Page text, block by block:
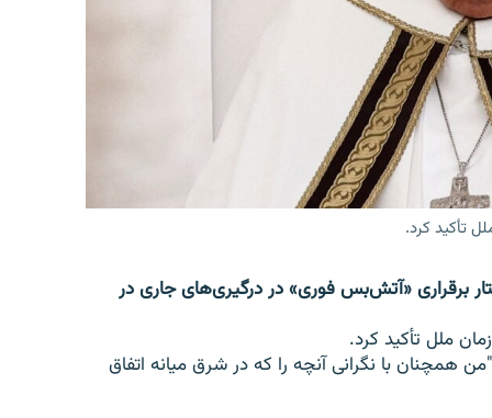
تأکید کرد.
یک‌بار دیگر خواستار برقراری «آتش‌بس فوری» در درگیری‌های جاری در
ملل تأکید کرد.
با نگرانی آنچه را که در شرق میانه اتفاق